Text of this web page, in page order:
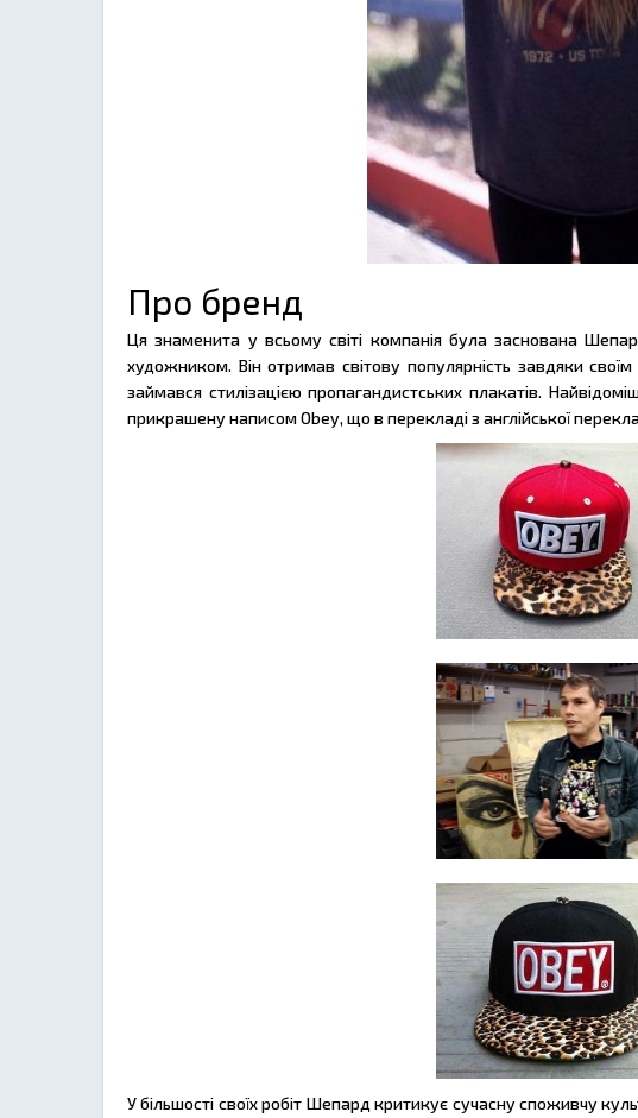
Про бренд
Ця знаменита у всьому світі компанія була заснована
художником. Він отримав світову популярність завдяки
займався стилізацією пропагандистських плакатів.
прикрашену написом Obey, що в перекладі з англійської
У більшості своїх робіт Шепард критикує сучасну споживчу